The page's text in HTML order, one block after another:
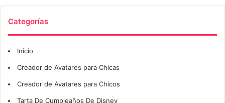
Categorías
Inicio
Creador de Avatares para Chicas
Creador de Avatares para Chicos
Tarta De Cumpleaños De Disney